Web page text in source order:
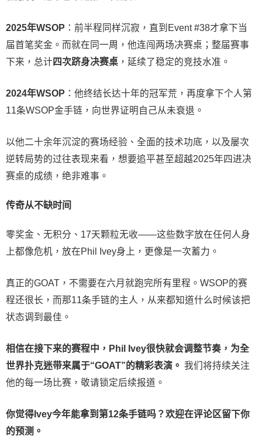
2025年WSOP ：前半程同样沉寂，直到Event #38才拿下当
届首笔奖金。而就在同一周，他连闯两场决赛桌；整届赛事
下来，总计 四次跻身决赛桌 ，延续了稳定的竞技水准。
2024年WSOP ：他终结长达十年的冠军荒，再度拿下个人第
11条WSOP金手链，向世界证明自己从未衰退。
以他二十余年沉淀的赛场经验、全面的技术功底，以及屡次
逆转局势的过往表现来看，想要追平甚至超越2025年四进决
赛桌的成绩，绝非难事。
传奇从不缺时间
零奖金、无积分、17天颗粒无收——这些数字放在任何人身
上都像危机，放在Phil Ivey身上，更像是一次蓄力。
真正的GOAT，不需要在六月就跑完所有里程。WSOP的赛
程还很长，而那11条手链的主人，从来都知道什么时候该把
状态调到最佳。
相信在接下来的赛程中，Phil Ivey很快就会调整节奏，为全
世界扑克迷带来属于“GOAT”的精彩表演。 我们将持续关注
他的每一场比赛，敬请锁定后续报道。
你觉得Ivey今年能拿到第12条手链吗？欢迎在评论区留下你
的预测。